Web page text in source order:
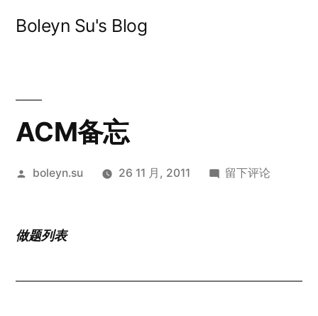
Boleyn Su's Blog
ACM备忘
发
boleyn.su 26 11 月, 2011
于
留下评论
做题列表